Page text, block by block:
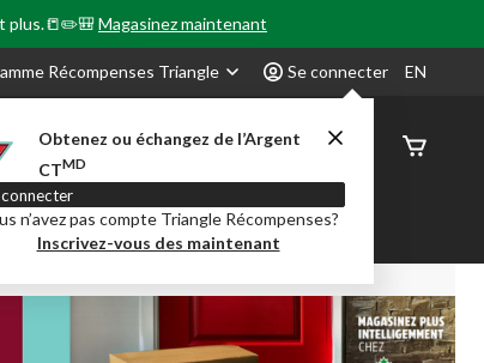
plus.📒✏️🎒Magasinez maintenant
Récompenses Triangle Se connecter
Obtenez ou échangez de l’Argent
CTMD
connecter
n’avez pas compte Triangle Récompenses?
Inscrivez-vous des maintenant
EN
État de
Party City Centre-auto